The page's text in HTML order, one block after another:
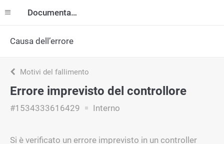
Documentazione
Causa dell’errore
Motivi del fallimento
Errore imprevisto del controllore
#1534333616429 Interno
Si è verificato un errore imprevisto in un controller